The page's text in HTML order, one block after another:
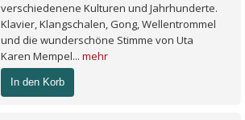
verschiedenene Kulturen und Jahrhunderte.
Klavier, Klangschalen, Gong, Wellentrommel
und die wunderschöne Stimme von Uta
Karen Mempel... mehr
In den Korb